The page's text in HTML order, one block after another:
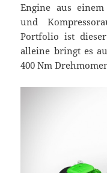
Engine aus
und
Portfolio ist
alleine bringt es
400 Nm